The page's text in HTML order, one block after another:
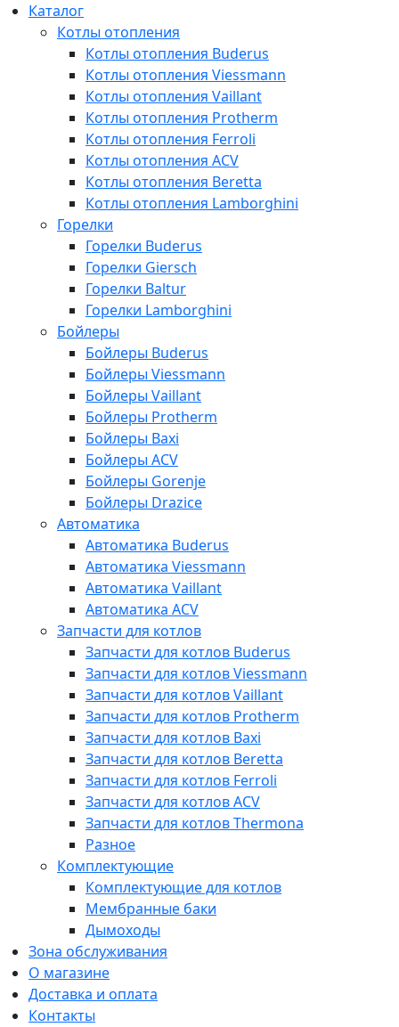
Каталог
Котлы отопления
Котлы отопления Buderus
Котлы отопления Viessmann
Котлы отопления Vaillant
Котлы отопления Protherm
Котлы отопления Ferroli
Котлы отопления ACV
Котлы отопления Beretta
Котлы отопления Lamborghini
Горелки
Горелки Buderus
Горелки Giersch
Горелки Baltur
Горелки Lamborghini
Бойлеры
Бойлеры Buderus
Бойлеры Viessmann
Бойлеры Vaillant
Бойлеры Protherm
Бойлеры Baxi
Бойлеры ACV
Бойлеры Gorenje
Бойлеры Drazice
Автоматика
Автоматика Buderus
Автоматика Viessmann
Автоматика Vaillant
Автоматика ACV
Запчасти для котлов
Запчасти для котлов Buderus
Запчасти для котлов Viessmann
Запчасти для котлов Vaillant
Запчасти для котлов Protherm
Запчасти для котлов Baxi
Запчасти для котлов Beretta
Запчасти для котлов Ferroli
Запчасти для котлов ACV
Запчасти для котлов Thermona
Разное
Комплектующие
Комплектующие для котлов
Мембранные баки
Дымоходы
Зона обслуживания
О магазине
Доставка и оплата
Контакты